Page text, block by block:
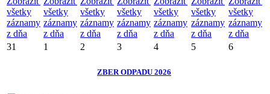
všetky
záznamy
z dňa
všetky
záznamy
z dňa
všetky
záznamy
z dňa
všetky
záznamy
z dňa
všetky
záznamy
z dňa
všetky
záznamy
z dňa
všetky
záznamy
z dňa
31
1 2 3 4 5 6
ZBER ODPADU 2026